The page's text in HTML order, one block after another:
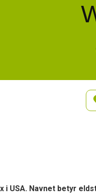
i USA. Navnet betyr